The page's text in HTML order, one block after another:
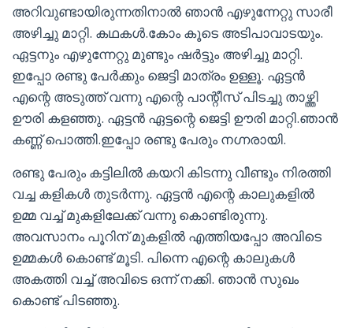
അറിവുണ്ടായിരുന്നതിനാൽ ഞാൻ എഴുന്നേറ്റു സാരീ
അഴിച്ചു മാറ്റി. കഥകള്‍.കോം കൂടെ അടിപാവാടയും.
ഏട്ടനും എഴുന്നേറ്റു മുണ്ടും ഷർട്ടും അഴിച്ചു മാറ്റി.
ഇപ്പോ രണ്ടു പേർക്കും ജെട്ടി മാത്രം ഉള്ളൂ. ഏട്ടൻ
എന്റെ അടുത്ത് വന്നു എന്റെ പാന്റീസ് പിടച്ചു താഴ്ത്തി
ഊരി കളഞ്ഞു. ഏട്ടൻ ഏട്ടന്റെ ജെട്ടി ഊരി മാറ്റി.ഞാൻ
കണ്ണ് പൊത്തി.ഇപ്പോ രണ്ടു പേരും നഗ്നരായി.
രണ്ടു പേരും കട്ടിലിൽ കയറി കിടന്നു വീണ്ടും നിരത്തി
വച്ച കളികൾ തുടർന്നു. ഏട്ടൻ എന്റെ കാലുകളിൽ
ഉമ്മ വച്ച് മുകളിലേക്ക് വന്നു കൊണ്ടിരുന്നു.
അവസാനം പൂറിന് മുകളിൽ എത്തിയപ്പോ അവിടെ
ഉമ്മകൾ കൊണ്ട് മൂടി. പിന്നെ എന്റെ കാലുകൾ
അകത്തി വച്ച് അവിടെ ഒന്ന് നക്കി. ഞാൻ സുഖം
കൊണ്ട് പിടഞ്ഞു.